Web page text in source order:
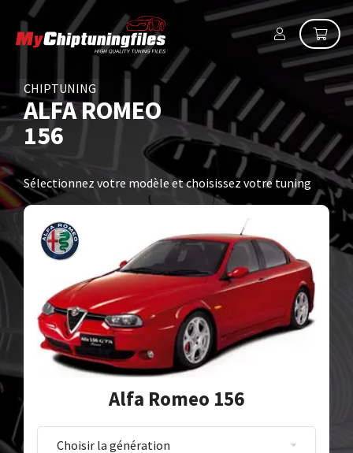
CHIPTUNING
ALFA ROMEO
156
Sélectionnez votre modèle et choisissez votre tuning
Alfa Romeo 156